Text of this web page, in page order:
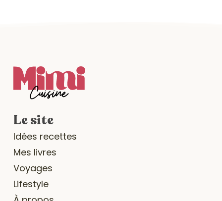
Le site
Idées recettes
Mes livres
Voyages
Lifestyle